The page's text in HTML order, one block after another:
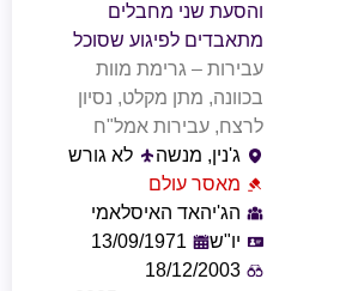
והסעת שני מחבלים
מתאבדים לפיגוע שסוכל
עבירות – גרימת מוות
בכוונה, מתן מקלט, נסיון
לרצח, עבירות אמל"ח
ג'נין, מנשה
לא גורש
מאסר עולם
הג'יהאד האיסלאמי
יו"ש
13/09/1971
18/12/2003